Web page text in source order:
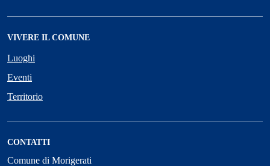
VIVERE IL COMUNE
Luoghi
Eventi
Territorio
CONTATTI
Comune di Morigerati